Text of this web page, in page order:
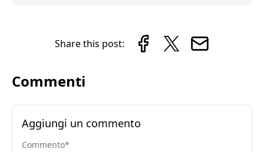
Share this post:
Commenti
Aggiungi un commento
Commento*